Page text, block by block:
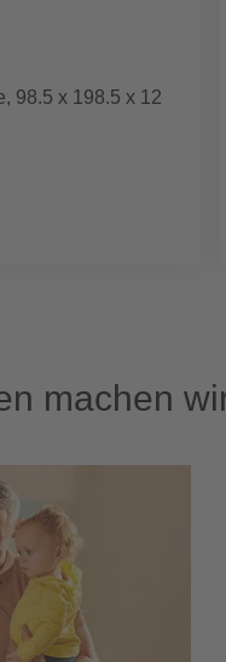
98.5 x 198.5 x 12
machen